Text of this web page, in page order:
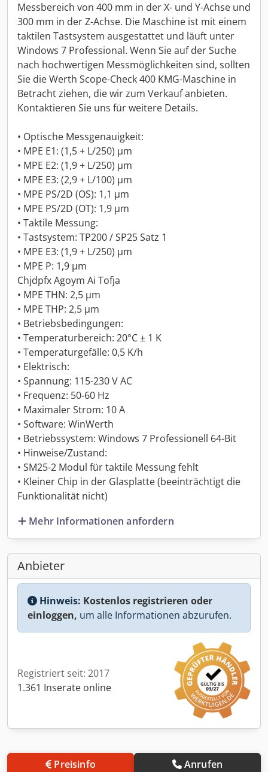
Messbereich von 400 mm in der X- und Y-Achse und
300 mm in der Z-Achse. Die Maschine ist mit einem
taktilen Tastsystem ausgestattet und läuft unter
Windows 7 Professional. Wenn Sie auf der Suche
nach hochwertigen Messmöglichkeiten sind, sollten
Sie die Werth Scope-Check 400 KMG-Maschine in
Betracht ziehen, die wir zum Verkauf anbieten.
Kontaktieren Sie uns für weitere Details.
• Optische Messgenauigkeit:
• MPE E1: (1,5 + L/250) µm
• MPE E2: (1,9 + L/250) µm
• MPE E3: (2,9 + L/100) µm
• MPE PS/2D (OS): 1,1 µm
• MPE PS/2D (OT): 1,9 µm
• Taktile Messung:
• Tastsystem: TP200 / SP25 Satz 1
• MPE E3: (1,9 + L/250) µm
• MPE P: 1,9 µm
Chjdpfx Agoym Ai Tofja
• MPE THN: 2,5 µm
• MPE THP: 2,5 µm
• Betriebsbedingungen:
• Temperaturbereich: 20°C ± 1 K
• Temperaturgefälle: 0,5 K/h
• Elektrisch:
• Spannung: 115-230 V AC
• Frequenz: 50-60 Hz
• Maximaler Strom: 10 A
• Software: WinWerth
• Betriebssystem: Windows 7 Professionell 64-Bit
• Hinweise/Zustand:
• SM25-2 Modul für taktile Messung fehlt
• Kleiner Chip in der Glasplatte (beeinträchtigt die
Funktionalität nicht)
Mehr Informationen anfordern
Anbieter
Hinweis: Kostenlos registrieren oder
einloggen, um alle Informationen abzurufen.
Registriert seit: 2017
1.361 Inserate online
Preisinfo Anrufen